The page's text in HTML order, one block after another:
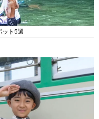
ット5選